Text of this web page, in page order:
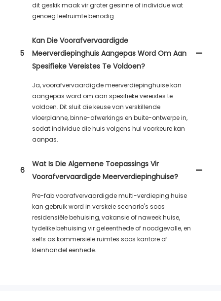
dit geskik maak vir groter gesinne of individue wat
genoeg leefruimte benodig.
5
Kan Die Voorafvervaardigde
Meerverdiepinghuis Aangepas Word Om Aan
Spesifieke Vereistes Te Voldoen?
Ja, voorafvervaardigde meerverdiepinghuise kan
aangepas word om aan spesifieke vereistes te
voldoen. Dit sluit die keuse van verskillende
vloerplanne, binne-afwerkings en buite-ontwerpe in,
sodat individue die huis volgens hul voorkeure kan
aanpas.
6
Wat Is Die Algemene Toepassings Vir
Voorafvervaardigde Meerverdiepinghuise?
Pre-fab voorafvervaardigde multi-verdieping huise
kan gebruik word in verskeie scenario's soos
residensiële behuising, vakansie of naweek huise,
tydelike behuising vir geleenthede of noodgevalle, en
selfs as kommersiële ruimtes soos kantore of
kleinhandel eenhede.